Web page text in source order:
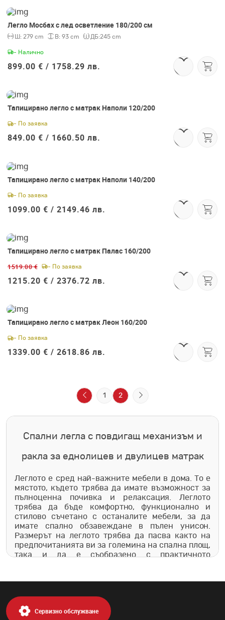
Легло Мосбах с лед осветление 180/200 см
Ш: 279 cm В: 93 cm ДБ:245 cm
- Налично
899.00 € / 1758.29 лв.
Тапицирано легло с матрак Наполи 120/200
- По заявка
849.00 € / 1660.50 лв.
Тапицирано легло с матрак Наполи 140/200
- По заявка
1099.00 € / 2149.46 лв.
-20%
Тапицирано легло с матрак Палас 160/200
1519.00 € - По заявка
1215.20 € / 2376.72 лв.
Тапицирано легло с матрак Леон 160/200
- По заявка
1339.00 € / 2618.86 лв.
1 2
Спални легла с повдигащ механизъм и
ракла за еднолицев и двулицев матрак
Леглото е сред най-важните мебели в дома. То е
мястото, където трябва да имате възможност за
пълноценна почивка и релаксация. Леглото
трябва да бъде комфортно, функционално и
стилово съчетано с останалите мебели, за да
имате спално обзавеждане в пълен унисон.
Размерът на леглото трябва да пасва както на
предпочитанията ви за големина на спална площ,
така и да е съобразено с практичното
максимално от пространството в своята спалня.
стилни легла, които да ви предоставят
необходимия комфорт както за почивка, така и за
Сервизно обслужване